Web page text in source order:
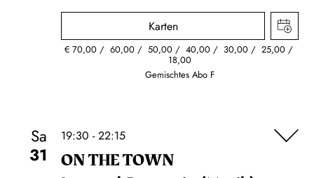
Karten
€ 70,00 60,00 50,00 40,00 30,00 25,00
18,00
Gemischtes Abo F
Sa
31
19:30 - 22:15
ON THE TOWN